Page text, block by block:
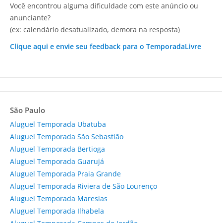
Você encontrou alguma dificuldade com este anúncio ou
anunciante?
(ex: calendário desatualizado, demora na resposta)
Clique aqui e envie seu feedback para o TemporadaLivre
São Paulo
Aluguel Temporada Ubatuba
Aluguel Temporada São Sebastião
Aluguel Temporada Bertioga
Aluguel Temporada Guarujá
Aluguel Temporada Praia Grande
Aluguel Temporada Riviera de São Lourenço
Aluguel Temporada Maresias
Aluguel Temporada Ilhabela